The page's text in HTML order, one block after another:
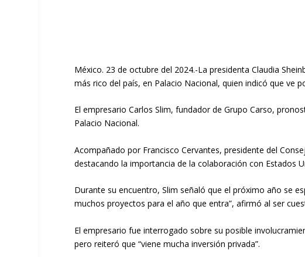
México. 23 de octubre del 2024.-La presidenta Claudia
más rico del país, en Palacio Nacional, quien indicó que ve
El empresario Carlos Slim, fundador de Grupo Carso,
Palacio Nacional.
Acompañado por Francisco Cervantes, presidente del
destacando la importancia de la colaboración con Estados
Durante su encuentro, Slim señaló que el próximo año se
muchos proyectos para el año que entra”, afirmó al ser
El empresario fue interrogado sobre su posible
pero reiteró que “viene mucha inversión privada”.